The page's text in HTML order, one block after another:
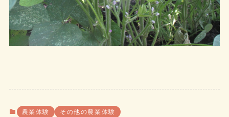
農業体験 その他の農業体験